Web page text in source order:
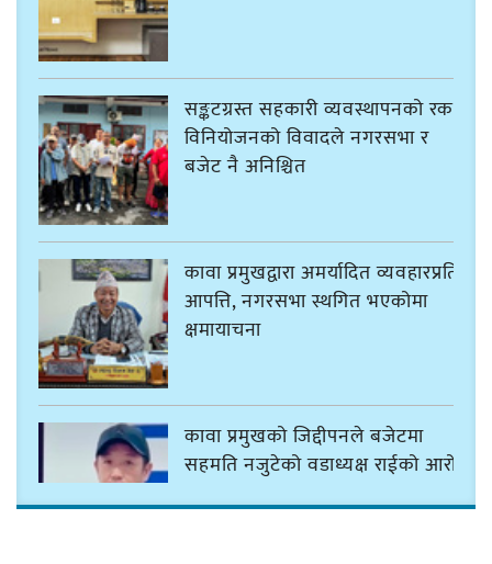
सङ्कटग्रस्त सहकारी व्यवस्थापनको रकम
विनियोजनको विवादले नगरसभा र
बजेट नै अनिश्चित
कावा प्रमुखद्वारा अमर्यादित व्यवहारप्रति
आपत्ति, नगरसभा स्थगित भएकोमा
क्षमायाचना
कावा प्रमुखको जिद्दीपनले बजेटमा
सहमति नजुटेको वडाध्यक्ष राईको आरोप